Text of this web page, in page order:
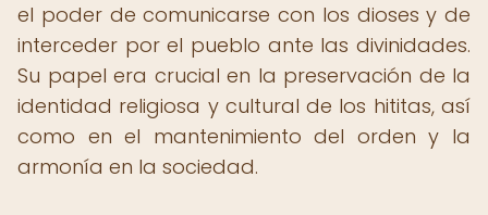
el poder de comunicarse con los dioses y de
interceder por el pueblo ante las divinidades.
Su papel era crucial en la preservación de la
identidad religiosa y cultural de los hititas, así
como en el mantenimiento del orden y la
armonía en la sociedad.